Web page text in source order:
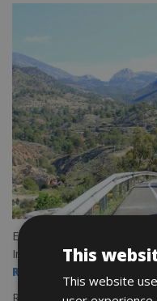
Entdecken alle
Individuelle Radreise
Rennradreise- E Bike –
Rennradfahren in
This
This website